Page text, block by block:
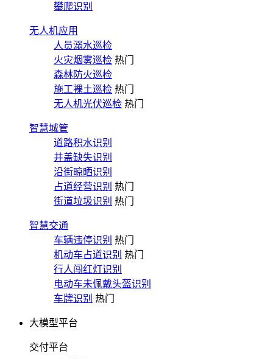
攀爬识别
无人机应用
人员溺水巡检
火灾烟雾巡检 热门
森林防火巡检
施工裸土巡检 热门
无人机光伏巡检 热门
智慧城管
道路积水识别
井盖缺失识别
沿街晾晒识别
占道经营识别 热门
街道垃圾识别 热门
智慧交通
车辆违停识别 热门
机动车占道识别 热门
行人闯红灯识别
电动车未佩戴头盔识别
车牌识别 热门
大模型平台
交付平台